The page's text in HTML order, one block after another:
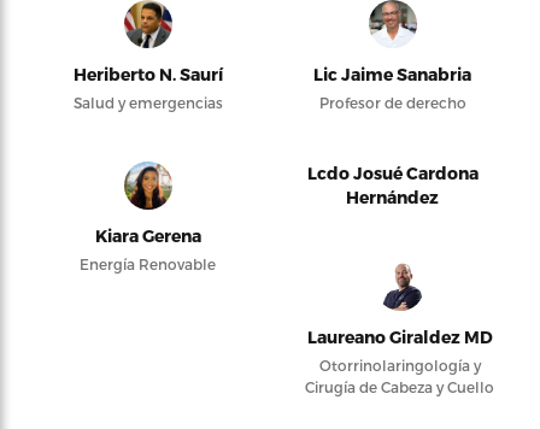
Heriberto N. Saurí
Salud y emergencias
Lic Jaime Sanabria
Profesor de derecho
Kiara Gerena
Energía Renovable
Lcdo Josué Cardona
Hernández
Laureano Giraldez MD
Otorrinolaringología y
Cirugía de Cabeza y Cuello